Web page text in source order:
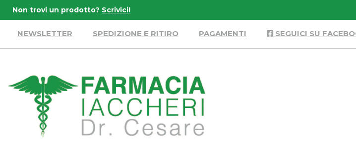
principale
Non trovi un prodotto? Scrivici!
NEWSLETTER SPEDIZIONE E RITIRO PAGAMENTI SEGUICI SU
Farmacia
Iaccheri